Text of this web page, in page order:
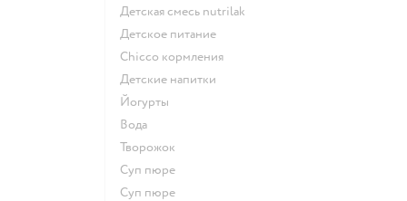
детская смесь nutrilak
детское питание
chicco кормления
детские напитки
йогурты
Вода
творожок
суп пюре
суп пюре